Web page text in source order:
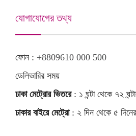
যোগাযোগের তথ্য
ফোন : +8809610 000 500
ডেলিভারির সময়
ঢাকা মেট্রোর ভিতরে: ১ ঘন্টা থেকে ৭২
ঢাকার বাইরে মেট্রো: ২ দিন থেকে ৫